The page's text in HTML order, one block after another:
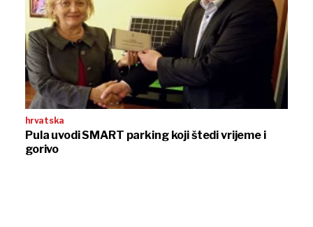
hrvatska
Pula uvodi SMART parking koji štedi vrijeme i
gorivo